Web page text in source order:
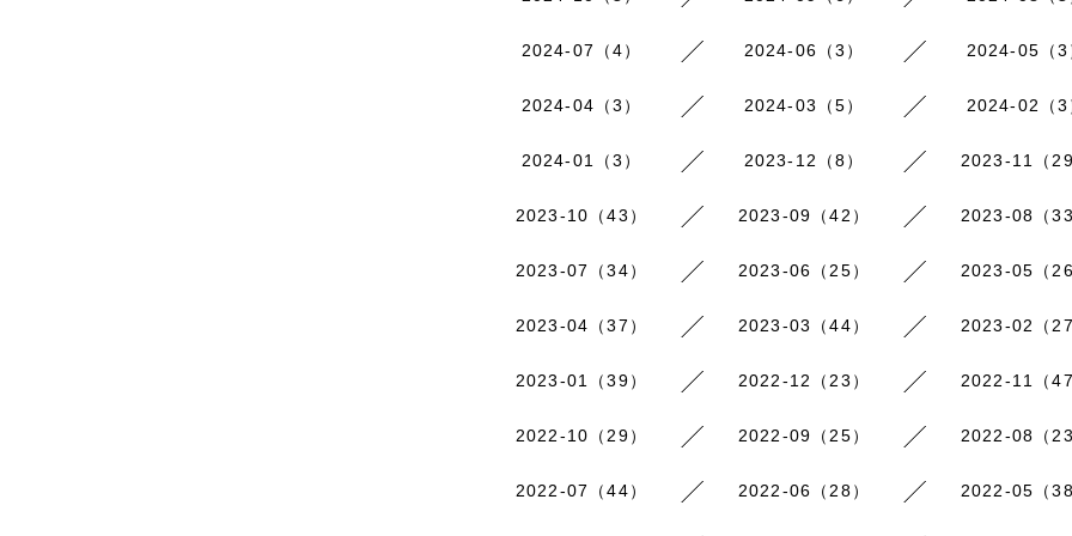
2024-07（4） 2024-06（3） 2024-05（3
2024-04（3） 2024-03（5） 2024-02（3
2024-01（3） 2023-12（8） 2023-11（29
2023-10（43） 2023-09（42） 2023-08（33
2023-07（34） 2023-06（25） 2023-05（26
2023-04（37） 2023-03（44） 2023-02（27
2023-01（39） 2022-12（23） 2022-11（47
2022-10（29） 2022-09（25） 2022-08（23
2022-07（44） 2022-06（28） 2022-05（38